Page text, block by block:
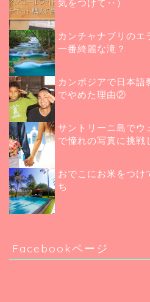
気をつけて‥）
カンチャナブリのエ
一番綺麗な滝？
カンボジアで日本語
でやめた理由②
サントリーニ島でウ
で憧れの写真に挑戦
おでこにお米をつけ
ち
Facebookページ